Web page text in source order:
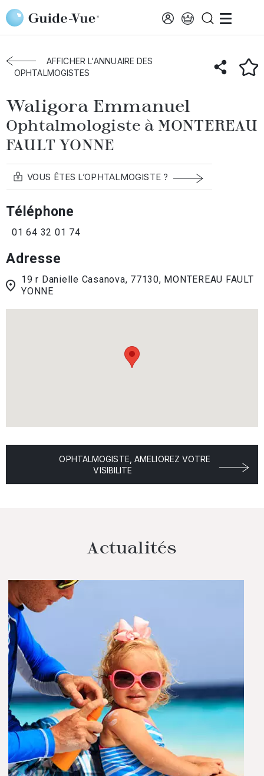
Aller au contenu principal
Accueil
Annuaire des ophtalmologistes
Montereau-Fault-Yonne
AFFICHER L'ANNUAIRE DES
OPHTALMOGISTES
Waligora Emmanuel
Ophtalmologiste à MONTEREAU
FAULT YONNE
VOUS ÊTES L’OPHTALMOGISTE ?
Téléphone
01 64 32 01 74
Adresse
19 r Danielle Casanova, 77130, MONTEREAU FAULT
YONNE
OPHTALMOGISTE, AMELIOREZ VOTRE
VISIBILITE
Actualités